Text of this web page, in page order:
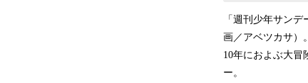
「週刊少年サン
画／アベツカサ）
10年におよぶ大冒
ー。